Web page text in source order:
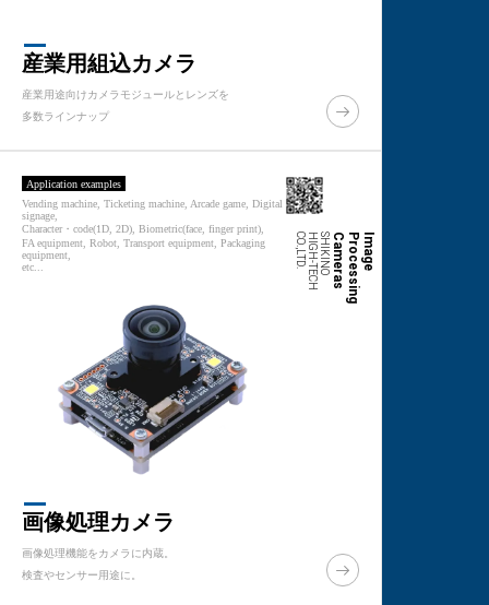
産業用組込カメラ
産業用途向けカメラモジュールとレンズを
多数ラインナップ
Application examples
Vending machine, Ticketing machine, Arcade game, Digital
signage,
Character・code(1D, 2D), Biometric(face, finger print),
FA equipment, Robot, Transport equipment, Packaging
equipment,
etc...
I
m
a
g
e
P
r
o
c
e
s
s
i
n
g
C
a
m
e
r
a
s
S
H
I
K
I
N
O
H
I
G
H
-
T
E
C
H
C
O
.,L
T
D
.
画像処理カメラ
画像処理機能をカメラに内蔵。
検査やセンサー用途に。